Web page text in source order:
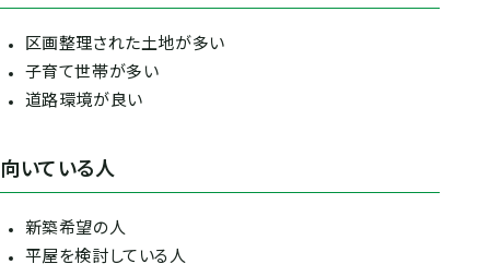
区画整理された土地が多い
子育て世帯が多い
道路環境が良い
向いている人
新築希望の人
平屋を検討している人